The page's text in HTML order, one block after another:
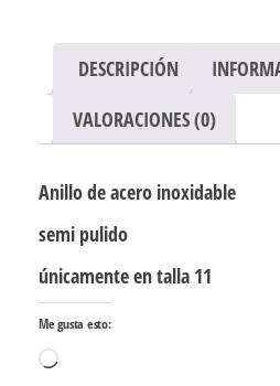
DESCRIPCIÓN
VALORACIONES (0)
Anillo de acero inoxidable
semi pulido
únicamente en talla 11
Me gusta esto:
Cargando...